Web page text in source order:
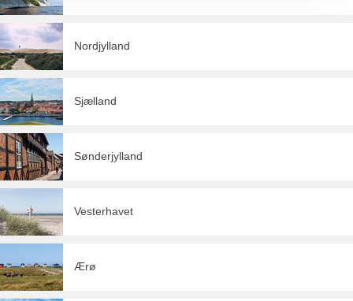
Nordjylland
Sjælland
Sønderjylland
Vesterhavet
Ærø